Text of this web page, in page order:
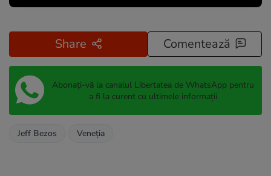
Share Comentează
Abonați-vă la canalul Libertatea de WhatsApp pentru
a fi la curent cu ultimele informații
Jeff Bezos Veneția